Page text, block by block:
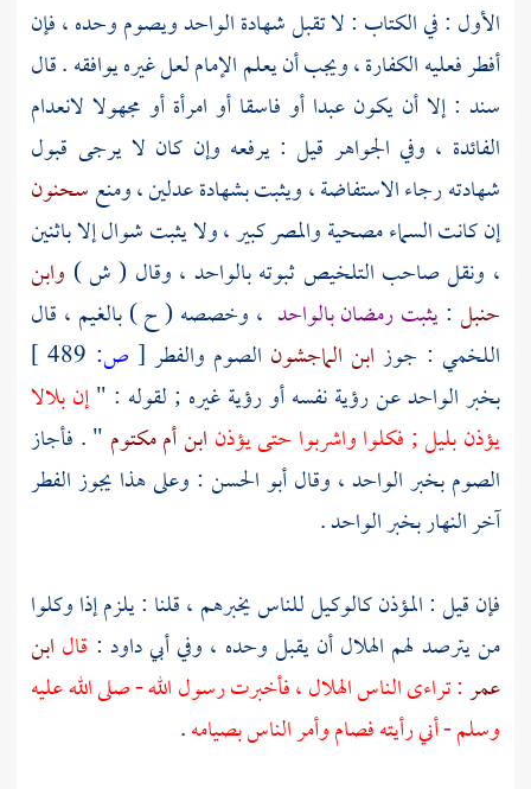
الأول : في الكتاب : لا تقبل شهادة الواحد ويصوم وحده ، فإن
أفطر فعليه الكفارة ، ويجب أن يعلم الإمام لعل غيره يوافقه . قال
سند : إلا أن يكون عبدا أو فاسقا أو امرأة أو مجهولا لانعدام
الفائدة ، وفي الجواهر قيل : يرفعه وإن كان لا يرجى قبول
شهادته رجاء الاستفاضة ، ويثبت بشهادة عدلين ، ومنعسحنون
إن كانت السماء مصحية والمصر كبير ، ولا يثبت شوال إلا باثنين
، ونقل صاحب التلخيص ثبوته بالواحد ، وقال ( ش ) وابن
حنبل :يثبت رمضان بالواحد ، وخصصه ( ح ) بالغيم ، قال
اللخمي : جوز ابن الماجشون الصوم والفطر [ ص:
بخبر الواحد عن رؤية نفسه أو رؤية غيره ; لقوله : "إنبلالا
يؤذن بليل ; فكلوا واشربوا حتى يؤذن ابن أم مكتوم " . فأجاز
الصوم بخبر الواحد ، وقالأبو الحسن : وعلى هذا يجوز الفطر
آخر النهار بخبر الواحد .
فإن قيل : المؤذن كالوكيل للناس يخبرهم ، قلنا : يلزم إذا وكلوا
من يترصد لهم الهلال أن يقبل وحده ، وفيأبي داود : قال ابن
عمر: تراءى الناس الهلال ، فأخبرت رسول الله - صلى الله عليه
وسلم - أني رأيته فصام وأمر الناس بصيامه.